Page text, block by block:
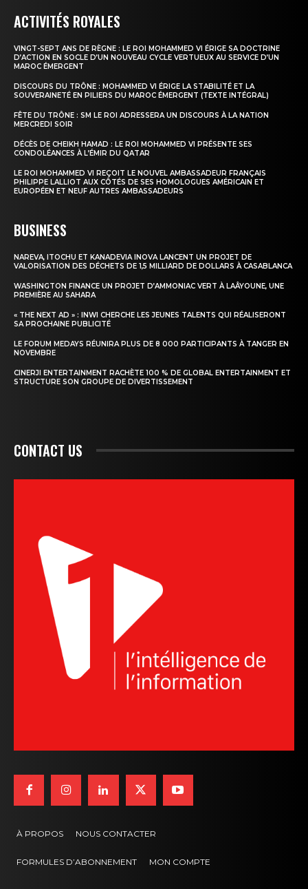
ACTIVITÉS ROYALES
VINGT-SEPT ANS DE RÈGNE : LE ROI MOHAMMED VI ÉRIGE SA DOCTRINE
D’ACTION EN SOCLE D’UN NOUVEAU CYCLE VERTUEUX AU SERVICE D’UN
MAROC ÉMERGENT
DISCOURS DU TRÔNE : MOHAMMED VI ÉRIGE LA STABILITÉ ET LA
SOUVERAINETÉ EN PILIERS DU MAROC ÉMERGENT (TEXTE INTÉGRAL)
FÊTE DU TRÔNE : SM LE ROI ADRESSERA UN DISCOURS À LA NATION
MERCREDI SOIR
DÉCÈS DE CHEIKH HAMAD : LE ROI MOHAMMED VI PRÉSENTE SES
CONDOLÉANCES À L’ÉMIR DU QATAR
LE ROI MOHAMMED VI REÇOIT LE NOUVEL AMBASSADEUR FRANÇAIS
PHILIPPE LALLIOT AUX CÔTÉS DE SES HOMOLOGUES AMÉRICAIN ET
EUROPÉEN ET NEUF AUTRES AMBASSADEURS
BUSINESS
NAREVA, ITOCHU ET KANADEVIA INOVA LANCENT UN PROJET DE
VALORISATION DES DÉCHETS DE 1,5 MILLIARD DE DOLLARS À CASABLANCA
WASHINGTON FINANCE UN PROJET D’AMMONIAC VERT À LAÂYOUNE, UNE
PREMIÈRE AU SAHARA
« THE NEXT AD » : INWI CHERCHE LES JEUNES TALENTS QUI RÉALISERONT
SA PROCHAINE PUBLICITÉ
LE FORUM MEDAYS RÉUNIRA PLUS DE 8 000 PARTICIPANTS À TANGER EN
NOVEMBRE
CINERJI ENTERTAINMENT RACHÈTE 100 % DE GLOBAL ENTERTAINMENT ET
STRUCTURE SON GROUPE DE DIVERTISSEMENT
CONTACT US
À PROPOS NOUS CONTACTER
FORMULES D’ABONNEMENT MON COMPTE